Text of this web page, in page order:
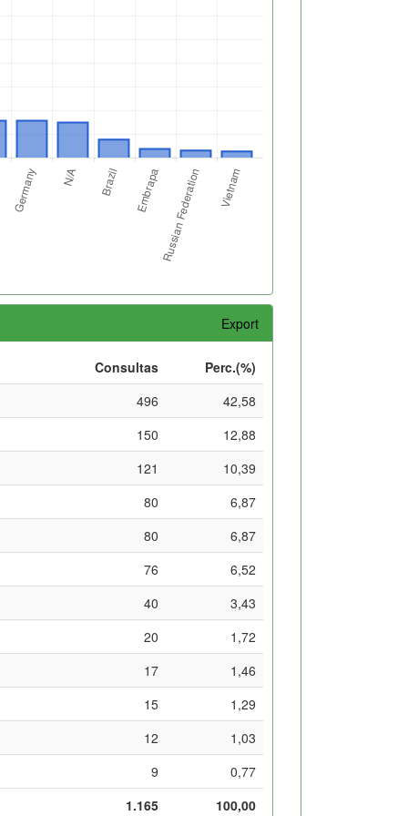
Export
Consultas
Perc.(%)
496
42,58
150
12,88
121
10,39
80
6,87
80
6,87
76
6,52
40
3,43
20
1,72
17
1,46
15
1,29
12
1,03
9
0,77
1.165
100,00